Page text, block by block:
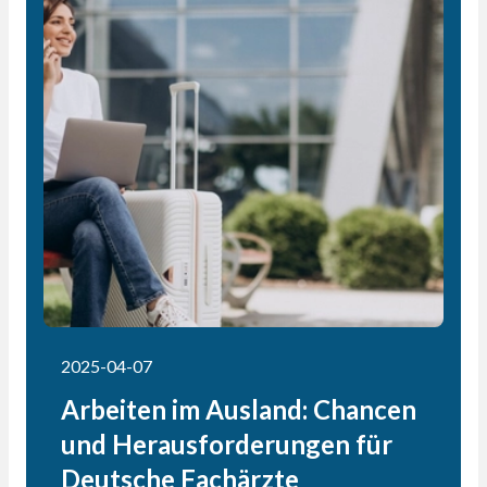
2025-04-07
Arbeiten im Ausland: Chancen
und Herausforderungen für
Deutsche Fachärzte